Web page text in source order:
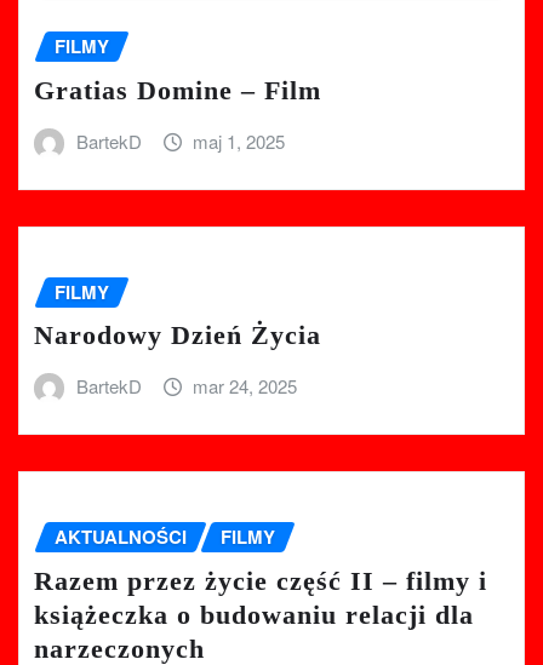
FILMY
Gratias Domine – Film
BartekD maj 1, 2025
FILMY
Narodowy Dzień Życia
BartekD mar 24, 2025
AKTUALNOŚCI FILMY
Razem przez życie część II – filmy i
książeczka o budowaniu relacji dla
narzeczonych